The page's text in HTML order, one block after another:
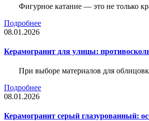
Фигурное катание — это не только
Подробнее
08.01.2026
Керамогранит для улицы:
При выборе материалов для
Подробнее
08.01.2026
Керамогранит серый глазурованный: